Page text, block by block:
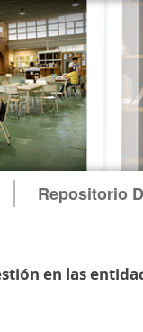
Repositorio
en las